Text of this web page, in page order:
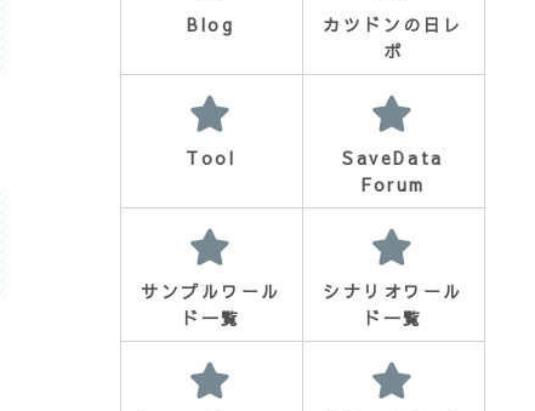
Blog
カツドンの日レ
ポ
Tool
SaveData
Forum
サンプルワール
ド一覧
シナリオワール
ド一覧